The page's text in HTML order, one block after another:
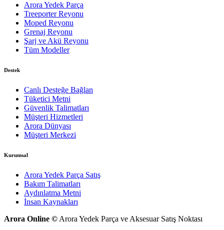
Arora Yedek Parça
Treeporter Reyonu
Moped Reyonu
Grenaj Reyonu
Şarj ve Akü Reyonu
Tüm Modeller
Destek
Canlı Desteğe Bağlan
Tüketici Metni
Güvenlik Talimatları
Müşteri Hizmetleri
Arora Dünyası
Müşteri Merkezi
Kurumsal
Arora Yedek Parça Satış
Bakım Talimatları
Aydınlatma Metni
İnsan Kaynakları
Arora Online © Arora Yedek Parça ve Aksesuar Satış Noktası